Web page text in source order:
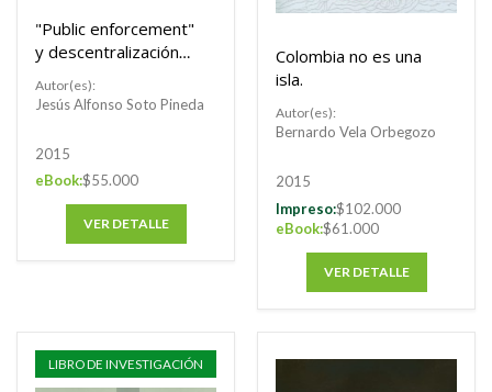
Buscar
"Public enforcement"
y descentralización
las normas de libre
Comunidad Europea
y en España
Autor(es):
Jesús Alfonso Soto Pineda
2015
eBook:$55.000
VER DETALLE
Colombia no es una
isla.
Autor(es):
Bernardo Vela Orbegozo
2015
Impreso:$102.000
eBook:$61.000
VER DETALLE
LIBRO DE INVESTIGACIÓN